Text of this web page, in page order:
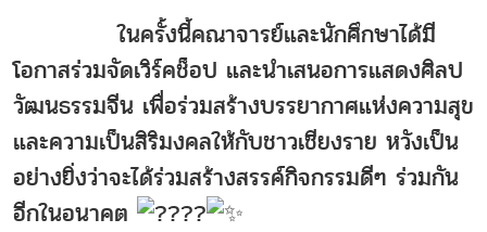
ในครั้งนี้คณาจารย์และนักศึกษาได้มี
โอกาสร่วมจัดเวิร์คช็อป และนำเสนอการแสดงศิลป
วัฒนธรรมจีน เพื่อร่วมสร้างบรรยากาศแห่งความสุข
และความเป็นสิริมงคลให้กับชาวเชียงราย หวังเป็น
อย่างยิ่งว่าจะได้ร่วมสร้างสรรค์กิจกรรมดีๆ ร่วมกัน
อีกในอนาคต